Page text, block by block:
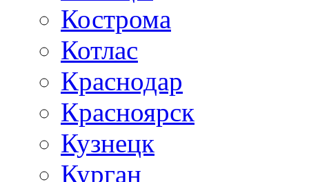
Кострома
Котлас
Краснодар
Красноярск
Кузнецк
Курган